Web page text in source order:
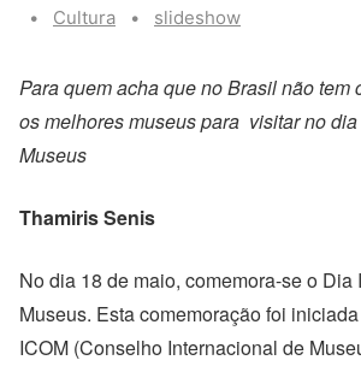
Categories:
Cultura Tags:
slideshow
Para quem acha que no Brasil não tem
os melhores museus para visitar no
Museus
Thamiris Senis
No dia 18 de maio, comemora-se o
Museus. Esta comemoração foi
ICOM (Conselho Internacional de